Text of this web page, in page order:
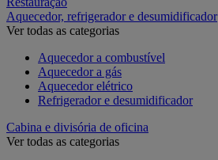
Aquecedor, refrigerador e desumidificador
Ver todas as categorias
Aquecedor a combustível
Aquecedor a gás
Aquecedor elétrico
Refrigerador e desumidificador
Cabina e divisória de oficina
Ver todas as categorias